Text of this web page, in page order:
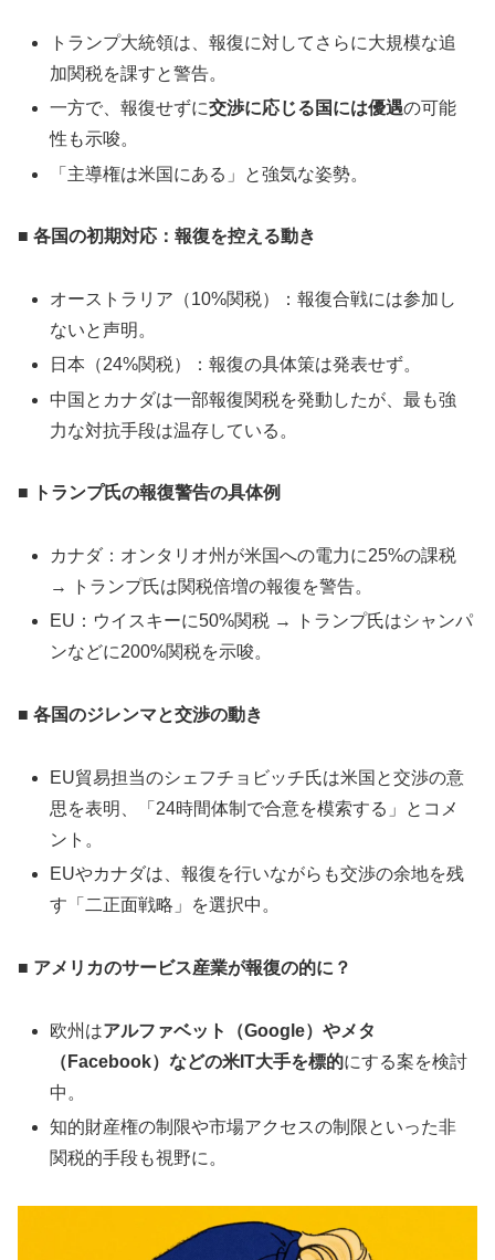
トランプ大統領は、報復に対してさらに大規模な追
加関税を課すと警告。
一方で、報復せずに交渉に応じる国には優遇の可能
性も示唆。
「主導権は米国にある」と強気な姿勢。
■ 各国の初期対応：報復を控える動き
オーストラリア（10%関税）：報復合戦には参加し
ないと声明。
日本（24%関税）：報復の具体策は発表せず。
中国とカナダは一部報復関税を発動したが、最も強
力な対抗手段は温存している。
■ トランプ氏の報復警告の具体例
カナダ：オンタリオ州が米国への電力に25%の課税
→ トランプ氏は関税倍増の報復を警告。
EU：ウイスキーに50%関税 → トランプ氏はシャンパ
ンなどに200%関税を示唆。
■ 各国のジレンマと交渉の動き
EU貿易担当のシェフチョビッチ氏は米国と交渉の意
思を表明、「24時間体制で合意を模索する」とコメ
ント。
EUやカナダは、報復を行いながらも交渉の余地を残
す「二正面戦略」を選択中。
■ アメリカのサービス産業が報復の的に？
欧州はアルファベット（Google）やメタ
（Facebook）などの米IT大手を標的にする案を検討
中。
知的財産権の制限や市場アクセスの制限といった非
関税的手段も視野に。